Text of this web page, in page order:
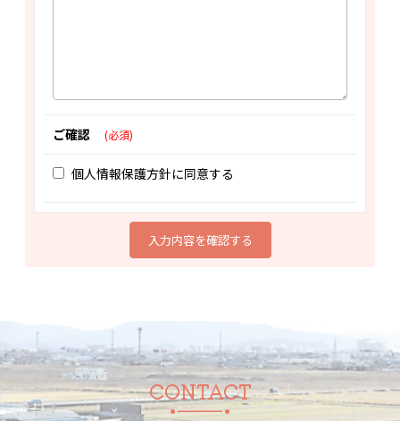
ご確認 (必須)
個人情報保護方針に同意する
CONTACT